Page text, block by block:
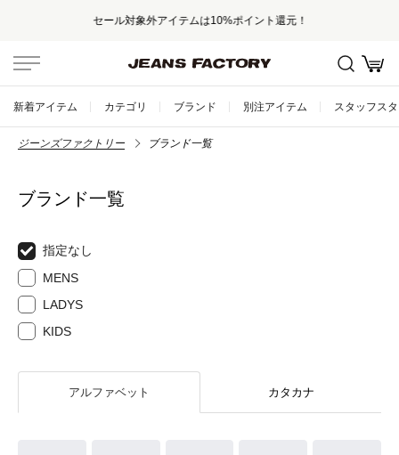
セール対象外アイテムは10%ポイント還元！
新着アイテム カテゴリ ブランド 別注アイテム スタッフス
ジーンズファクトリー ブランド一覧
ブランド一覧
指定なし
MENS
LADYS
KIDS
アルファベット カタカナ